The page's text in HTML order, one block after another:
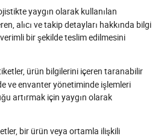
yaygın olarak kullanılan
alıcı ve takip detayları hakkında bilgi
bir şekilde teslim edilmesini
ürün bilgilerini içeren taranabilir
ve envanter yönetiminde işlemleri
artırmak için yaygın olarak
bir ürün veya ortamla ilişkili